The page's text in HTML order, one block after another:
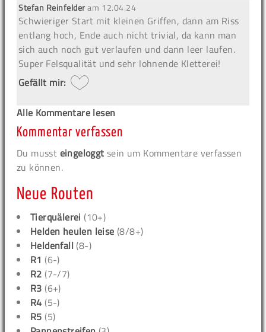
Stefan Reinfelderam 12.04.24
Schwieriger Start mit kleinen Griffen, dann am Riss
entlang hoch, Ende auch nicht trivial, da kann man
sich auch noch gut verlaufen und dann leer laufen.
Super Felsqualität und sehr lohnende Kletterei!
Gefällt mir:
Alle Kommentare lesen
Kommentar verfassen
Du musst eingeloggt sein um Kommentare verfassen
zu können.
Neue Routen
Tierquälerei (10+)
Helden heulen leise (8/8+)
Heldenfall (8-)
R1 (6-)
R2 (7-/7)
R3 (6+)
R4 (5-)
R5 (5)